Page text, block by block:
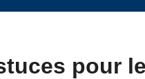
pour